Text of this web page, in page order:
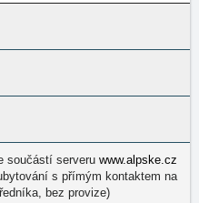
součástí serveru www.alpske.cz
s přímým kontaktem na
bez provize)